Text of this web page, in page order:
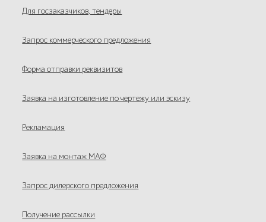
Для госзаказчиков, тендеры
Запрос коммерческого предложения
Форма отправки реквизитов
Заявка на изготовление по чертежу или эскизу
Рекламация
Заявка на монтаж МАФ
Запрос дилерского предложения
Получение рассылки